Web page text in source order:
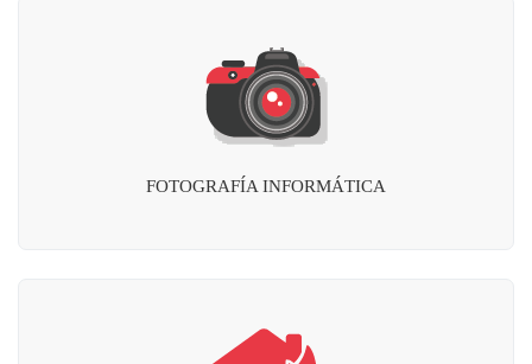
FOTOGRAFÍA INFORMÁTICA